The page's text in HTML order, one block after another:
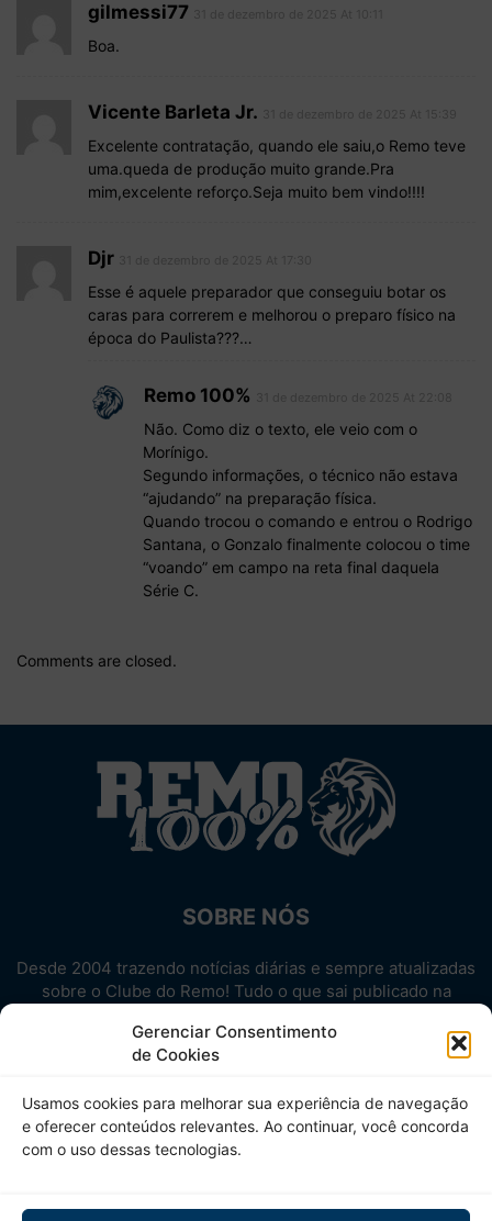
Gerenciar Consentimento
de Cookies
Usamos cookies para melhorar sua experiência de navegação
e oferecer conteúdos relevantes. Ao continuar, você concorda
com o uso dessas tecnologias.
gilmessi77
Boa.
Vicente Barleta Jr.
Excelente contratação, quando ele saiu,o Remo teve
uma.queda de produção muito grande.Pra
mim,excelente reforço.Seja muito bem vindo!!!!
Djr
Esse é aquele preparador que conseguiu botar os
caras para correrem e melhorou o preparo físico na
época do Paulista???…
Remo 100%
Não. Como diz o texto, ele veio com o
Morínigo.
Segundo informações, o técnico não estava
“ajudando” na preparação física.
Quando trocou o comando e entrou o Rodrigo
Santana, o Gonzalo finalmente colocou o time
“voando” em campo na reta final daquela
Série C.
Comments are closed.
SOBRE NÓS
Desde 2004 trazendo notícias diárias e sempre atualizadas
sobre o Clube do Remo! Tudo o que sai publicado na
Aproveite! Site não-oficial.
SIGA-NOS